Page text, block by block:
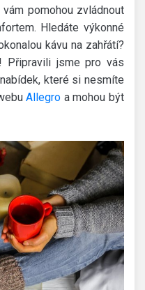
vám pomohou zvládnout
Hledáte výkonné
kávu na zahřátí?
Připravili jsme pro vás
které si nesmíte
Allegro a mohou být